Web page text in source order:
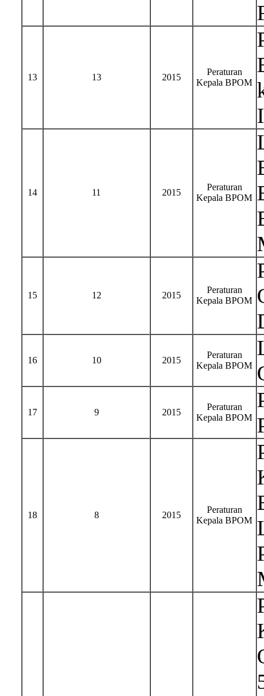
13 13 2015
Peraturan
Kepala BPOM
14 11 2015
Peraturan
Kepala BPOM
15 12 2015
Peraturan
Kepala BPOM
16 10 2015
Peraturan
Kepala BPOM
17 9 2015
Peraturan
Kepala BPOM
18 8 2015
Peraturan
Kepala BPOM